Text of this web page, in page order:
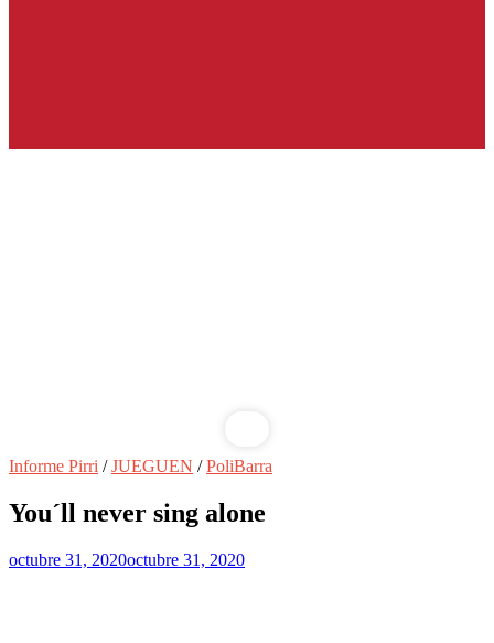
Saltar
contenido
Informe Pirri /JUEGUEN /PoliBarra
You´ll never sing alone
octubre 31, 2020octubre 31, 2020